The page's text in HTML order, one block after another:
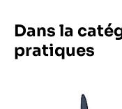
Dans la
pratiques